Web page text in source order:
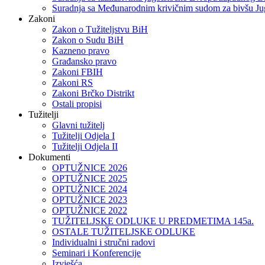
Suradnja sa Međunarodnim krivičnim sudom za bivšu
Zakoni
Zakon o Тužiteljstvu BiH
Zakon o Sudu BiH
Kazneno pravo
Građansko pravo
Zakoni FBIH
Zakoni RS
Zakoni Brčko Distrikt
Ostali propisi
Tužitelji
Glavni tužitelj
Tužitelji Odjela I
Tužitelji Odjela II
Dokumenti
OPTUŽNICE 2026
OPTUŽNICE 2025
OPTUŽNICE 2024
OPTUŽNICE 2023
OPTUŽNICE 2022
TUŽITELJSKE ODLUKE U PREDMETIMA 145a.
OSTALE TUŽITELJSKE ODLUKE
Individualni i stručni radovi
Seminari i Konferencije